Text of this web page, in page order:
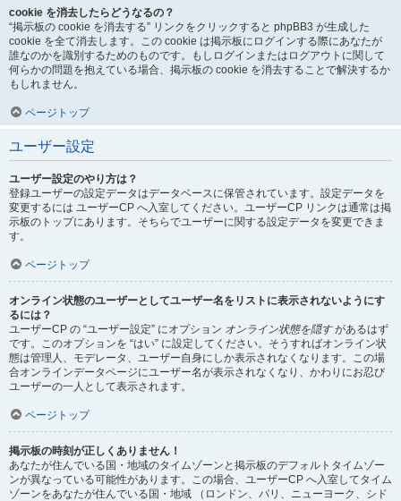
cookie を消去したらどうなるの？
“掲示板の cookie を消去する” リンクをクリックすると phpBB3 が生成した
cookie を全て消去します。この cookie は掲示板にログインする際にあなたが
誰なのかを識別するためのものです。もしログインまたはログアウトに関して
何らかの問題を抱えている場合、掲示板の cookie を消去することで解決するか
もしれません。
ページトップ
ユーザー設定
ユーザー設定のやり方は？
登録ユーザーの設定データはデータベースに保管されています。設定データを
変更するには ユーザーCP へ入室してください。ユーザーCP リンクは通常は掲
示板のトップにあります。そちらでユーザーに関する設定データを変更できま
す。
ページトップ
オンライン状態のユーザーとしてユーザー名をリストに表示されないようにす
るには？
ユーザーCP の “ユーザー設定” にオプション オンライン状態を隠すがあるはず
です。このオプションを “はい” に設定してください。そうすればオンライン状
態は管理人、モデレータ、ユーザー自身にしか表示されなくなります。この場
合オンラインデータページにユーザー名が表示されなくなり、かわりにお忍び
ユーザーの一人として表示されます。
ページトップ
掲示板の時刻が正しくありません！
あなたが住んでいる国・地域のタイムゾーンと掲示板のデフォルトタイムゾー
ンが異なっている可能性があります。この場合、ユーザーCP へ入室してタイム
ゾーンをあなたが住んでいる国・地域 （ロンドン、パリ、ニューヨーク、シド